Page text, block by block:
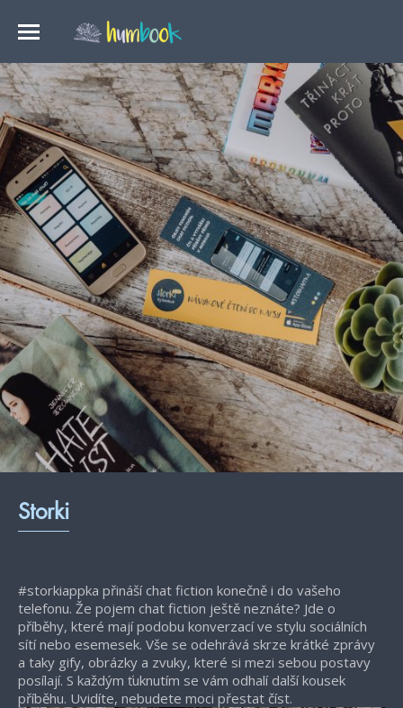
Storki
#storkiappka přináší chat fiction konečně i do vašeho
telefonu. Že pojem chat fiction ještě neznáte? Jde o
příběhy, které mají podobu konverzací ve stylu sociálních
sítí nebo esemesek. Vše se odehrává skrze krátké zprávy
a taky gify, obrázky a zvuky, které si mezi sebou postavy
posílají. S každým ťuknutím se vám odhalí další kousek
příběhu. Uvidíte, nebudete moci přestat číst.